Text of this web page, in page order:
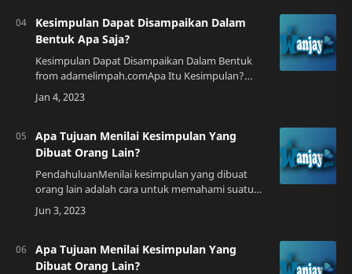
Kesimpulan Dapat Disampaikan Dalam
Bentuk Apa Saja?
Kesimpulan Dapat Disampaikan Dalam Bentuk
from adamelimpah.comApa Itu Kesimpulan?
Kesimpulan adalah ringkasan dari topik atau
argumen yang telah dibahas. Dalam sebuah
Apa Tujuan Menilai Kesimpulan Yang
Dibuat Orang Lain?
PendahuluanMenilai kesimpulan yang dibuat
orang lain adalah cara untuk memahami suatu
topik secara lebih mendalam. Namun, mengapa
kita perlu menilai kesimpulan orang lain? Apa t…
Apa Tujuan Menilai Kesimpulan Yang
Dibuat Orang Lain?